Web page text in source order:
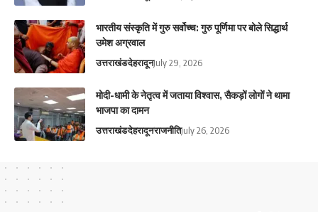
भारतीय संस्कृति में गुरु सर्वोच्च: गुरु पूर्णिमा पर बोले सिद्धार्थ
उमेश अग्रवाल
उत्तराखंडदेहरादूनJuly 29, 2026
मोदी-धामी के नेतृत्व में जताया विश्वास, सैकड़ों लोगों ने थामा
भाजपा का दामन
उत्तराखंडदेहरादूनराजनीतिJuly 26, 2026